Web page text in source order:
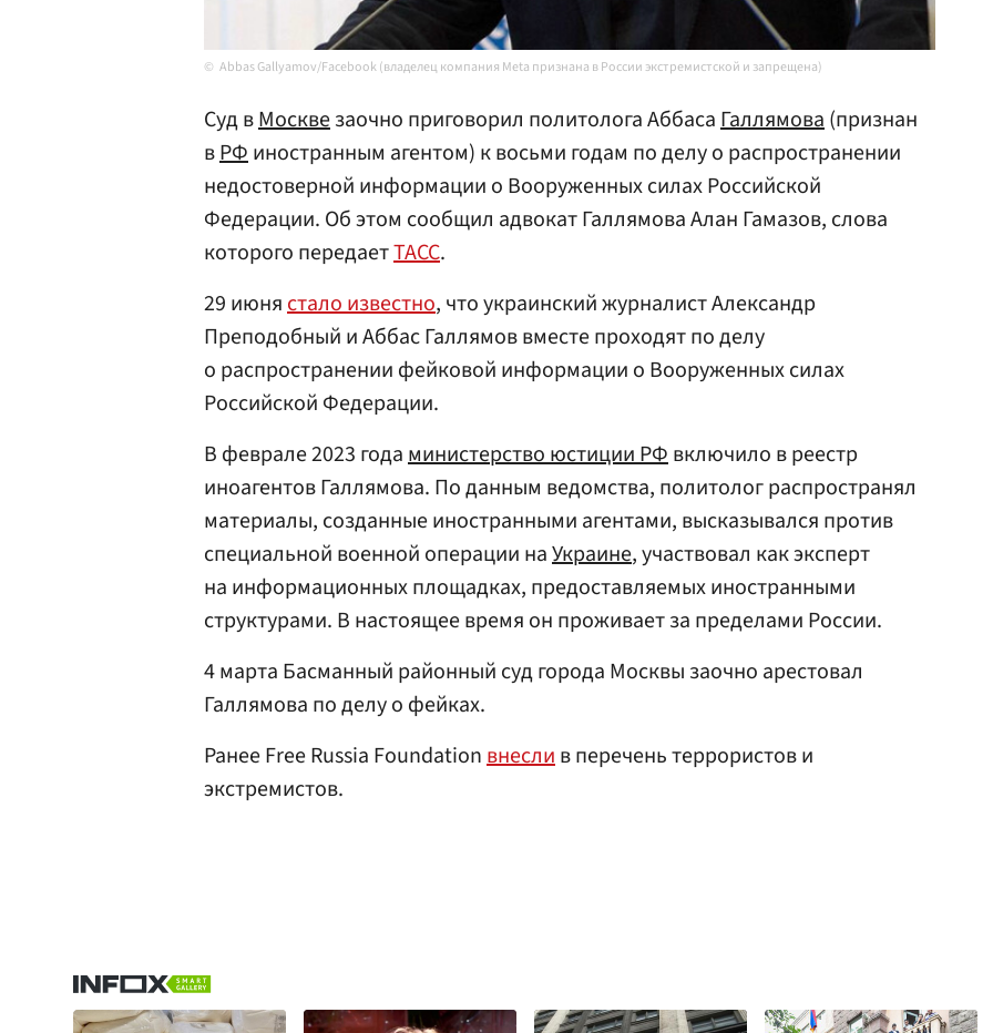
Abbas Gallyamov/Facebook (владелец компания Meta признана в России экстремистской и запрещена)
Суд вМосквезаочно приговорил политолога АббасаГаллямова(признан
вРФиностранным агентом) к восьми годам по делу о распространении
недостоверной информации о Вооруженных силах Российской
Федерации. Об этом сообщил адвокат Галлямова Алан Гамазов, слова
которого передаетТАСС.
29 июнястало известно, что украинский журналист Александр
Преподобный и Аббас Галлямов вместе проходят по делу
о распространении фейковой информации о Вооруженных силах
Российской Федерации.
В феврале 2023 годаминистерство юстиции РФвключило в реестр
иноагентов Галлямова. По данным ведомства, политолог распространял
материалы, созданные иностранными агентами, высказывался против
специальной военной операции наУкраине, участвовал как эксперт
на информационных площадках, предоставляемых иностранными
структурами. В настоящее время он проживает за пределами России.
4 марта Басманный районный суд города Москвы заочно арестовал
Галлямова по делу о фейках.
Ранее Free Russia Foundationвнеслив перечень террористов и
экстремистов.